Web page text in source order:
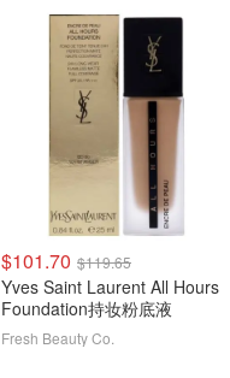
$101.70 $119.65
Yves Saint Laurent All Hours
Foundation持妆粉底液
Fresh Beauty Co.